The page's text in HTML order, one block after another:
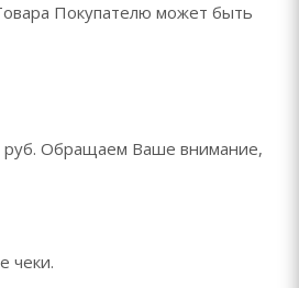
Покупателю может быть
руб. Обращаем Ваше внимание,
чеки.